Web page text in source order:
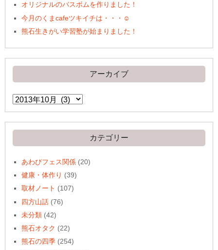
オリジナルのバスボムを作りました！
今月のくまcafeツキイチは・・・☺
熊石生きがい学習塾が始まりました！
アーカイブ
ア
ー
イ
ブ
カテゴリー
あわびフェス関係 (20)
健康・体作り (39)
取材ノート (107)
四方山話 (76)
未分類 (42)
熊石オタク (22)
熊石の四季 (254)